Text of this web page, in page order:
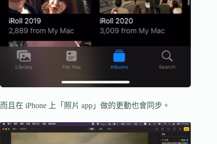
而且在 iPhone 上「照片 app」做的更動也會同步。